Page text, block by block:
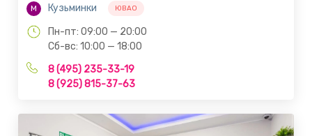
М Кузьминки ЮВАО
Пн-пт: 09:00 — 20:00
Сб-вс: 10:00 — 18:00
8 (495) 235-33-19
8 (925) 815-37-63